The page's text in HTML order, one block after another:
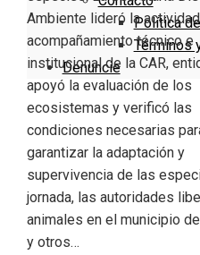
Política
Términos
Denuncie
Ambiente lideró la
acompañamiento técnico e
institucional de la CAR,
apoyó la evaluación de los
ecosistemas y verificó las
condiciones necesarias
garantizar la adaptación y
supervivencia de las
jornada, las autoridades
animales en el municipio
y otros…